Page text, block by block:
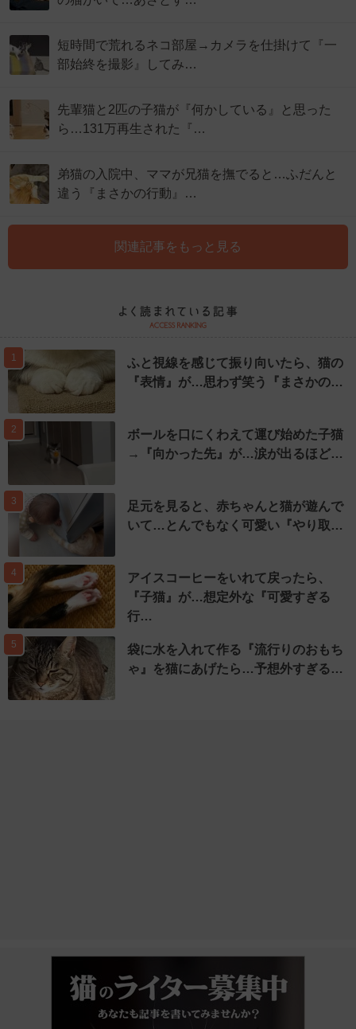
短時間で荒れるネコ部屋→カメラを仕掛けて『一
部始終を撮影』してみ…
先輩猫と2匹の子猫が『何かしている』と思った
ら…131万再生された『…
弟猫の入院中、ママが兄猫を撫でると…ふだんと
違う『まさかの行動』…
関連記事をもっと見る
1
ふと視線を感じて振り向いたら、猫の
『表情』が…思わず笑う『まさかの…
2
ボールを口にくわえて運び始めた子猫
→『向かった先』が…涙が出るほど…
3
足元を見ると、赤ちゃんと猫が遊んで
いて…とんでもなく可愛い『やり取…
4
アイスコーヒーをいれて戻ったら、
『子猫』が…想定外な『可愛すぎる
行…
5
袋に水を入れて作る『流行りのおもち
ゃ』を猫にあげたら…予想外すぎる…